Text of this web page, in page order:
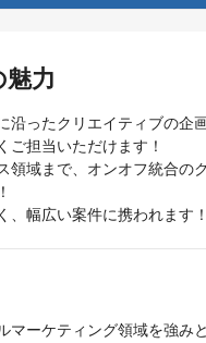
力
沿ったクリエイティブの企
ご担当いただけます！
領域まで、オンオフ統合の
、幅広い案件に携われます！
マーケティング領域を強み